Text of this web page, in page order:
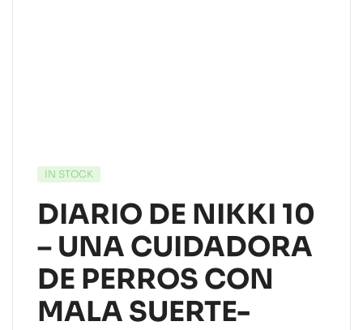
IN STOCK
DIARIO DE NIKKI 10
– UNA CUIDADORA
DE PERROS CON
MALA SUERTE-